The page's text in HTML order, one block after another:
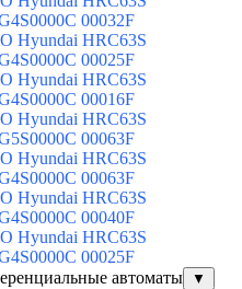
00032F
Hyundai HRC63S
00025F
Hyundai HRC63S
00016F
Hyundai HRC63S
00063F
Hyundai HRC63S
00063F
Hyundai HRC63S
00040F
Hyundai HRC63S
00025F
автоматы
▼